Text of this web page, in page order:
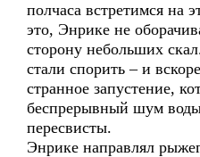
полчаса встретимся на
это, Энрике не
сторону небольших
стали спорить – и
странное запустение,
беспрерывный шум
пересвисты.
Энрике направлял